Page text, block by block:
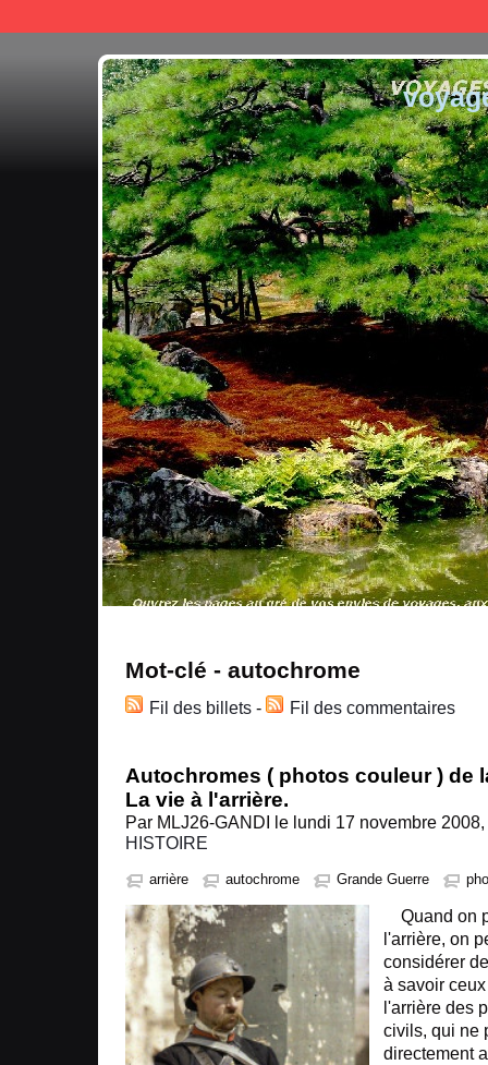
Mot-clé - autochrome
Fil des billets - Fil des commentaires
Autochromes ( photos couleur ) de
La vie à l'arrière.
Par MLJ26-GANDI le lundi 17 novembre
HISTOIRE
arrière autochrome Grande Guerre
Quand on
l'arrière, on
considérer
à savoir
l'arrière des
civils, qui ne
directement